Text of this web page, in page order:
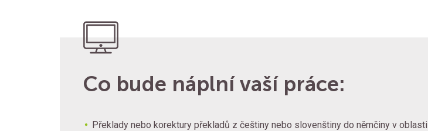
Co bude náplní vaší práce:
Překlady nebo korektury překladů z češtiny nebo slovenštiny do němčiny v oblasti